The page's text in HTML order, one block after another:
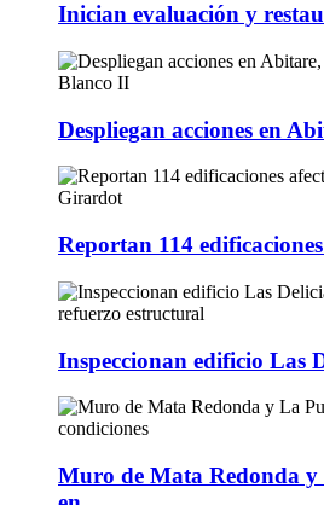
Inician evaluación y
Despliegan acciones en
Reportan 114
Inspeccionan edificio Las
Muro de Mata Redonda y